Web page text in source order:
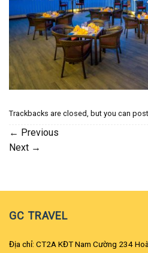
Trackbacks are closed, but you can
← Previous
Next →
GC TRAVEL
Địa chỉ: CT2A KĐT Nam Cường 234